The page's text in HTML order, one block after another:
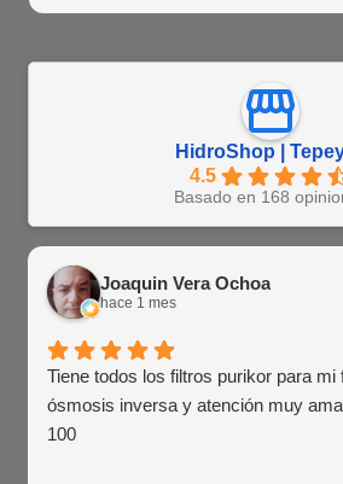
HidroShop |
4.5
Basado en 168
Joaquin Vera Ochoa
hace 1 mes
Tiene todos los filtros purikor para mi
ósmosis inversa y atención muy
100